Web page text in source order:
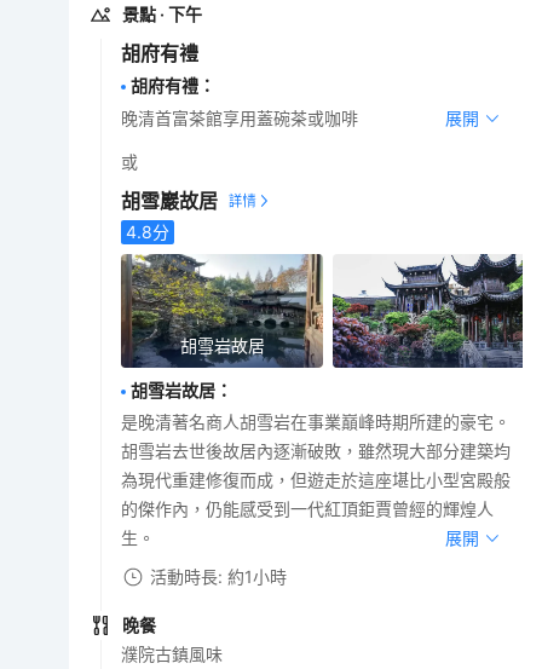
景點 · 下午
胡府有禮
胡府有禮 ：
晚清首富茶館享用蓋碗茶或咖啡
展開
或
胡雪巖故居
4.8分
胡雪岩故居
胡雪岩故居 ：
是晚清著名商人胡雪岩在事業巔峰時期所建的豪宅。
胡雪岩去世後故居內逐漸破敗，雖然現大部分建築均
為現代重建修復而成，但遊走於這座堪比小型宮殿般
的傑作內，仍能感受到一代紅頂鉅賈曾經的輝煌人
生。
展開
活動時長: 約1小時
晚餐
濮院古鎮風味